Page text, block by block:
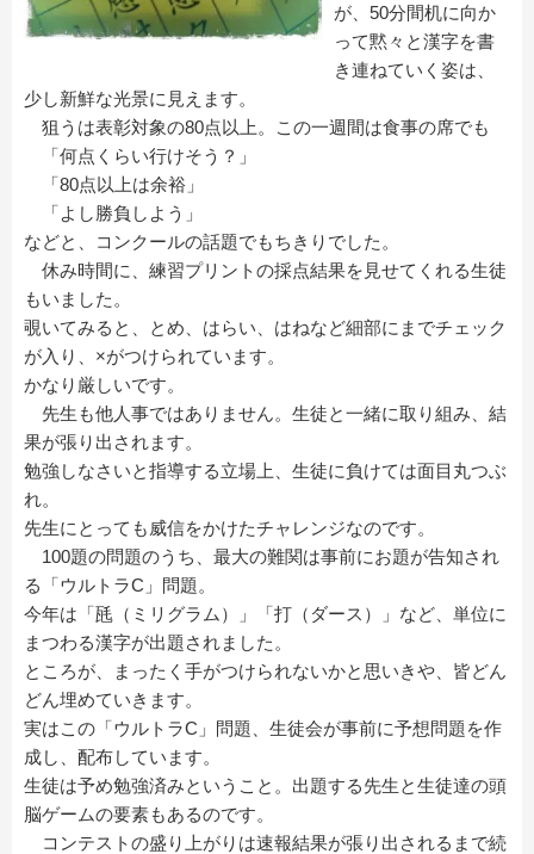
が、50分間机に向か
って黙々と漢字を書
き連ねていく姿は、
少し新鮮な光景に見えます。
狙うは表彰対象の80点以上。この一週間は食事の席でも
「何点くらい行けそう？」
「80点以上は余裕」
「よし勝負しよう」
などと、コンクールの話題でもちきりでした。
休み時間に、練習プリントの採点結果を見せてくれる生徒
もいました。
覗いてみると、とめ、はらい、はねなど細部にまでチェック
が入り、×がつけられています。
かなり厳しいです。
先生も他人事ではありません。生徒と一緒に取り組み、結
果が張り出されます。
勉強しなさいと指導する立場上、生徒に負けては面目丸つぶ
れ。
先生にとっても威信をかけたチャレンジなのです。
100題の問題のうち、最大の難関は事前にお題が告知され
る「ウルトラC」問題。
今年は「瓱（ミリグラム）」「打（ダース）」など、単位に
まつわる漢字が出題されました。
ところが、まったく手がつけられないかと思いきや、皆どん
どん埋めていきます。
実はこの「ウルトラC」問題、生徒会が事前に予想問題を作
成し、配布しています。
生徒は予め勉強済みということ。出題する先生と生徒達の頭
脳ゲームの要素もあるのです。
コンテストの盛り上がりは速報結果が張り出されるまで続